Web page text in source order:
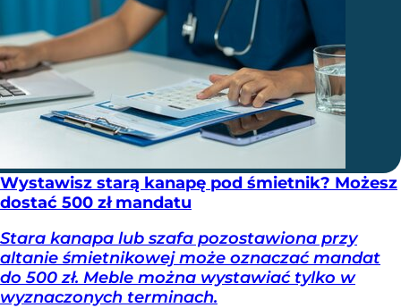
Wystawisz starą kanapę pod śmietnik? Możesz
dostać 500 zł mandatu
Stara kanapa lub szafa pozostawiona przy
altanie śmietnikowej może oznaczać mandat
do 500 zł. Meble można wystawiać tylko w
wyznaczonych terminach.